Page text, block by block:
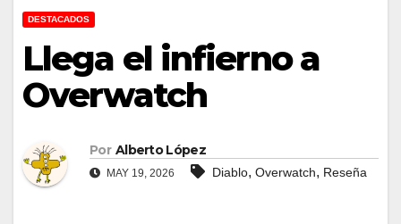
DESTACADOS
Llega el infierno a
Overwatch
Por Alberto López
MAY 19, 2026 Diablo, Overwatch, Reseña